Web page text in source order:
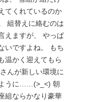
てくれているのか
組替えに絡むのは
えますが、 やっぱ
いですよね。 もち
温かく迎えてもら
んが新しい環境に
うに……(>_<) 朝
組ならかなり豪華